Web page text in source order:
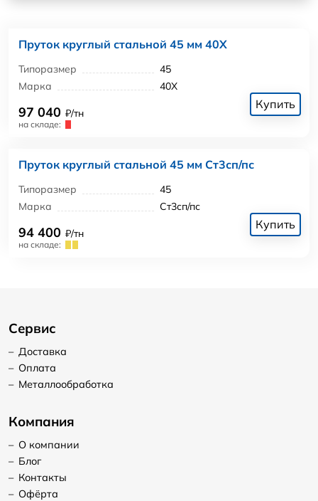
Пруток круглый стальной 45 мм 40Х
Типоразмер
45
Марка
40Х
97 040 ₽/тн
на складе:
Купить
Пруток круглый стальной 45 мм Ст3сп/пс
Типоразмер
45
Марка
Ст3сп/пс
94 400 ₽/тн
на складе:
Купить
Сервис
– Доставка
– Оплата
– Металлообработка
Компания
– О компании
– Блог
– Контакты
– Офёрта